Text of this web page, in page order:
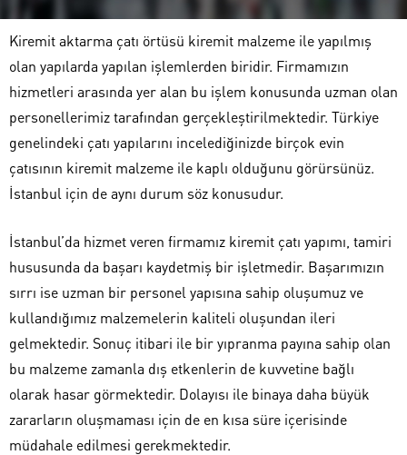
Kiremit aktarma çatı örtüsü kiremit malzeme ile yapılmış
olan yapılarda yapılan işlemlerden biridir. Firmamızın
hizmetleri arasında yer alan bu işlem konusunda uzman olan
personellerimiz tarafından gerçekleştirilmektedir. Türkiye
genelindeki çatı yapılarını incelediğinizde birçok evin
çatısının kiremit malzeme ile kaplı olduğunu görürsünüz.
İstanbul için de aynı durum söz konusudur.
İstanbul’da hizmet veren firmamız kiremit çatı yapımı, tamiri
hususunda da başarı kaydetmiş bir işletmedir. Başarımızın
sırrı ise uzman bir personel yapısına sahip oluşumuz ve
kullandığımız malzemelerin kaliteli oluşundan ileri
gelmektedir. Sonuç itibari ile bir yıpranma payına sahip olan
bu malzeme zamanla dış etkenlerin de kuvvetine bağlı
olarak hasar görmektedir. Dolayısı ile binaya daha büyük
zararların oluşmaması için de en kısa süre içerisinde
müdahale edilmesi gerekmektedir.